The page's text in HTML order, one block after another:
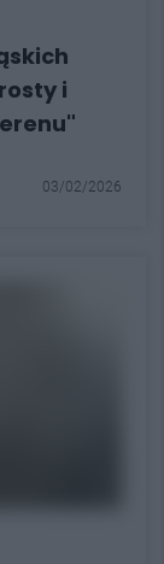
i
03/02/2026